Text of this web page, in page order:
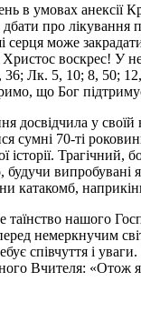
в умовах анексії
про
серця може
Христос воскрес! У
Лк. 5, 10; 8, 50;
що Бог
досвідчила у
70-ті
історії.
катакомб,
нашого
немеркнучим
співчуття і
Вчителя: «Отож